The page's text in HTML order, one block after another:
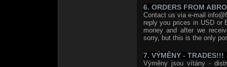
6. ORDERS FROM
Contact us via e-mail
reply you prices in USD or
money and after we
sorry, but this is the only
7. VÝMĚNY - TRADES!!!
Výměny jsou vítány -